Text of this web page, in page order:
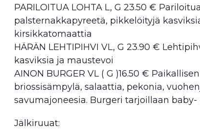
PARILOITUA LOHTA L, G 23.50 €
palsternakkapyreetä, pikkelöityjä
kirsikkatomaattia
HÄRÄN LEHTIPIHVI VL, G 23.90 €
kasviksia ja maustevoi
AINON BURGER VL ( G )16.50 €
briossisämpylä, salaattia, pekonia,
savumajoneesia. Burgeri tarjoillaan
Jälkiruuat: